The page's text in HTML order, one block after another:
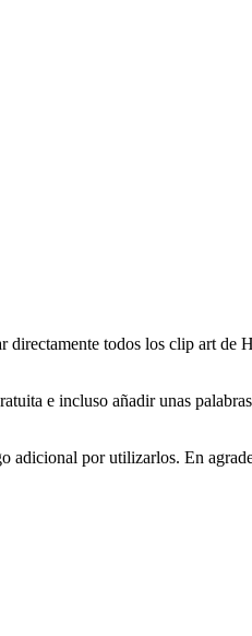
directamente todos los clip art de
e incluso añadir unas
adicional por utilizarlos. En